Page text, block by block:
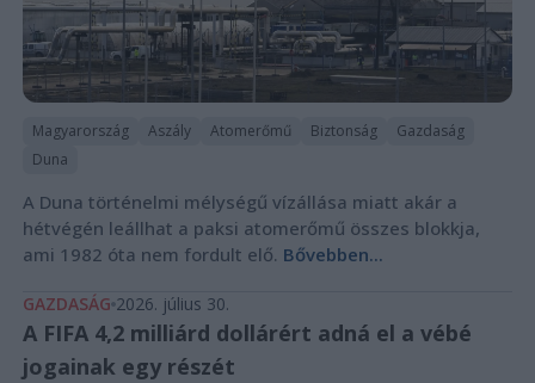
Magyarország Aszály Atomerőmű Biztonság
Gazdaság
Duna
A Duna történelmi mélységű vízállása miatt akár a
hétvégén leállhat a paksi atomerőmű összes blokkja,
ami 1982 óta nem fordult elő. Bővebben...
GAZDASÁG 2026. július 30.
A FIFA 4,2 milliárd dollárért adná el a vébé
jogainak egy részét